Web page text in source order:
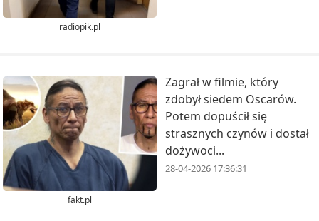
radiopik.pl
fakt.pl
Zagrał w filmie, który
zdobył siedem Oscarów.
Potem dopuścił się
strasznych czynów i dostał
dożywoci...
28-04-2026 17:36:31